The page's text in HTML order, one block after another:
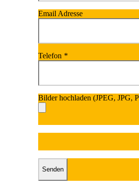
Email Adresse
Telefon *
Bilder hochladen (JPEG, JPG,
Bitte lasse dieses Feld leer.